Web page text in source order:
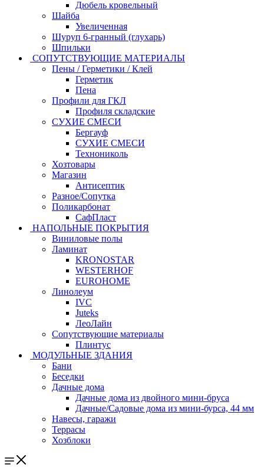
Дюбель кровельный
Шайба
Увеличенная
Шуруп 6-гранный (глухарь)
Шпильки
СОПУТСТВУЮЩИЕ МАТЕРИАЛЫ
Пены / Герметики / Клей
Герметик
Пена
Профили для ГКЛ
Профиля складские
СУХИЕ СМЕСИ
Бергауф
СУХИЕ СМЕСИ
Технониколь
Хозтовары
Магазин
Антисептик
Разное/Сопутка
Поликарбонат
СафПласт
НАПОЛЬНЫЕ ПОКРЫТИЯ
Виниловые полы
Ламинат
KRONOSTAR
WESTERHOF
EUROHOME
Линолеум
IVC
Juteks
ЛеоЛайн
Сопутствующие материалы
Плинтус
МОДУЛЬНЫЕ ЗДАНИЯ
Бани
Беседки
Дачные дома
Дачные дома из двойного мини-бруса
Дачные/Садовые дома из мини-бурса, 44 мм
Навесы, гаражи
Террасы
Хозблоки